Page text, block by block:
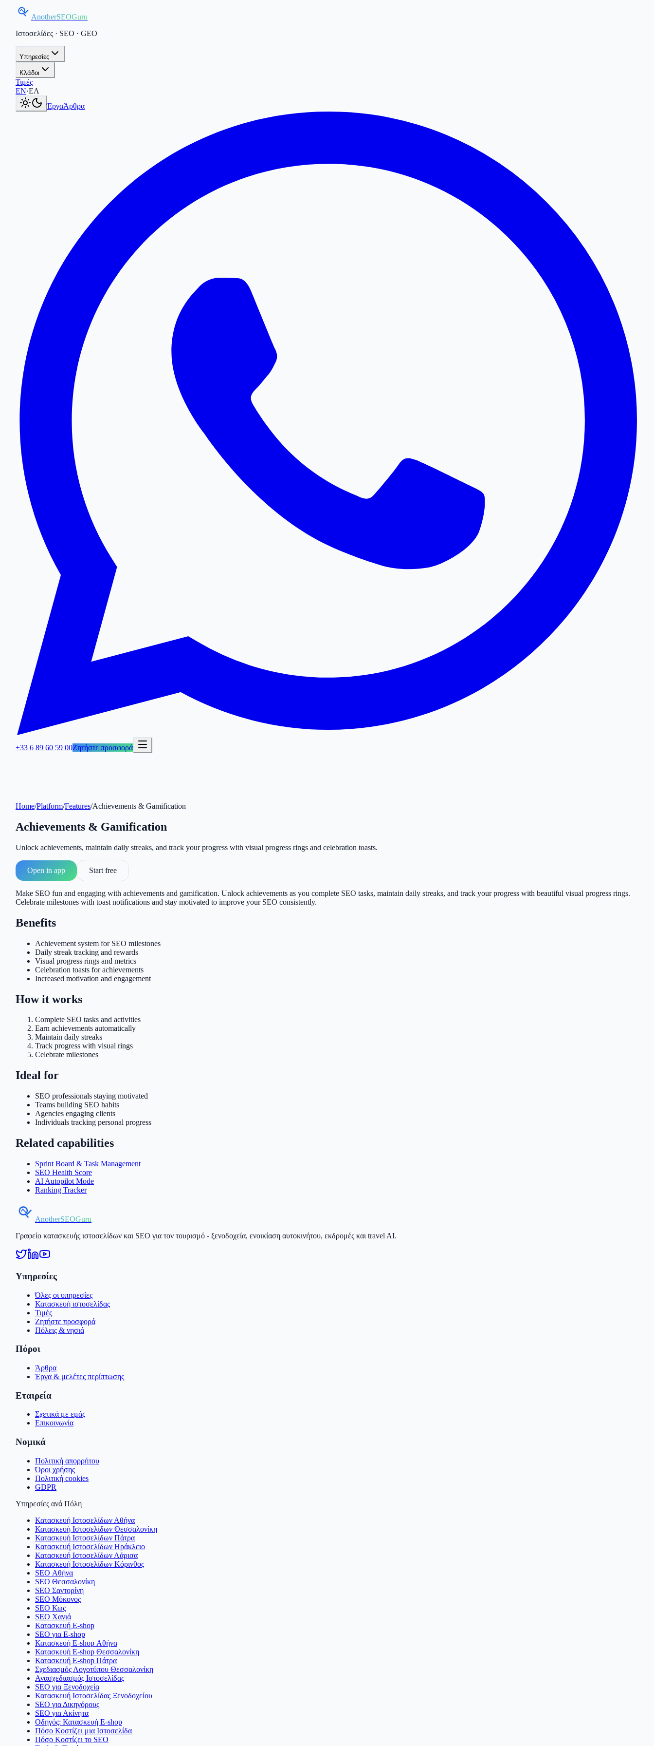
AnotherSEOGuru
Ιστοσελίδες · SEO · GEO
Υπηρεσίες
Κλάδοι
Τιμές
EN·ΕΛ
ΈργαΆρθρα
+33 6 89 60 59 00Ζητήστε προσφορά
Home/Platform/Features/Achievements & Gamification
Achievements & Gamification
Unlock achievements, maintain daily streaks, and track your progress with visual progress rings and celebration toasts.
Open in app Start free
Make SEO fun and engaging with achievements and gamification. Unlock achievements as you complete SEO tasks, maintain daily streaks, and track your progress with beautiful visual progress rings.
Celebrate milestones with toast notifications and stay motivated to improve your SEO consistently.
Benefits
Achievement system for SEO milestones
Daily streak tracking and rewards
Visual progress rings and metrics
Celebration toasts for achievements
Increased motivation and engagement
How it works
Complete SEO tasks and activities
Earn achievements automatically
Maintain daily streaks
Track progress with visual rings
Celebrate milestones
Ideal for
SEO professionals staying motivated
Teams building SEO habits
Agencies engaging clients
Individuals tracking personal progress
Related capabilities
Sprint Board & Task Management
SEO Health Score
AI Autopilot Mode
Ranking Tracker
AnotherSEOGuru
Γραφείο κατασκευής ιστοσελίδων και SEO για τον τουρισμό - ξενοδοχεία, ενοικίαση αυτοκινήτου, εκδρομές και travel AI.
Υπηρεσίες
Όλες οι υπηρεσίες
Κατασκευή ιστοσελίδας
Τιμές
Ζητήστε προσφορά
Πόλεις & νησιά
Πόροι
Άρθρα
Έργα & μελέτες περίπτωσης
Εταιρεία
Σχετικά με εμάς
Επικοινωνία
Νομικά
Πολιτική απορρήτου
Όροι χρήσης
Πολιτική cookies
GDPR
Υπηρεσίες ανά Πόλη
Κατασκευή Ιστοσελίδων Αθήνα
Κατασκευή Ιστοσελίδων Θεσσαλονίκη
Κατασκευή Ιστοσελίδων Πάτρα
Κατασκευή Ιστοσελίδων Ηράκλειο
Κατασκευή Ιστοσελίδων Λάρισα
Κατασκευή Ιστοσελίδων Κόρινθος
SEO Αθήνα
SEO Θεσσαλονίκη
SEO Σαντορίνη
SEO Μύκονος
SEO Κως
SEO Χανιά
Κατασκευή E-shop
SEO για E-shop
Κατασκευή E-shop Αθήνα
Κατασκευή E-shop Θεσσαλονίκη
Κατασκευή E-shop Πάτρα
Σχεδιασμός Λογοτύπου Θεσσαλονίκη
Ανασχεδιασμός Ιστοσελίδας
SEO για Ξενοδοχεία
Κατασκευή Ιστοσελίδας Ξενοδοχείου
SEO για Δικηγόρους
SEO για Ακίνητα
Οδηγός: Κατασκευή E-shop
Πόσο Κοστίζει μια Ιστοσελίδα
Πόσο Κοστίζει το SEO